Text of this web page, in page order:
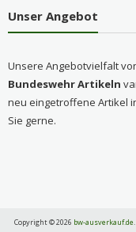
Unser Angebot
Unsere Angebotvielfalt
Bundeswehr Artikeln
neu eingetroffene Artikel
Sie gerne.
Copyright © 2026 bw-ausverkauf.de